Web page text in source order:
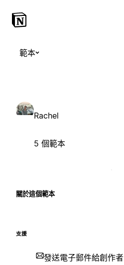
範本
Rachel
5 個範本
關於這個範本
支援
發送電子郵件給創作者